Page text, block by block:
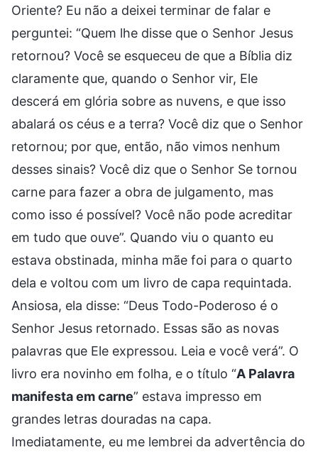
Oriente? Eu não a deixei terminar de falar e
perguntei: “Quem lhe disse que o Senhor Jesus
retornou? Você se esqueceu de que a Bíblia diz
claramente que, quando o Senhor vir, Ele
descerá em glória sobre as nuvens, e que isso
abalará os céus e a terra? Você diz que o Senhor
retornou; por que, então, não vimos nenhum
desses sinais? Você diz que o Senhor Se tornou
carne para fazer a obra de julgamento, mas
como isso é possível? Você não pode acreditar
em tudo que ouve”. Quando viu o quanto eu
estava obstinada, minha mãe foi para o quarto
dela e voltou com um livro de capa requintada.
Ansiosa, ela disse: “Deus Todo-Poderoso é o
Senhor Jesus retornado. Essas são as novas
palavras que Ele expressou. Leia e você verá”. O
livro era novinho em folha, e o título “A Palavra
manifesta em carne” estava impresso em
grandes letras douradas na capa.
Imediatamente, eu me lembrei da advertência do